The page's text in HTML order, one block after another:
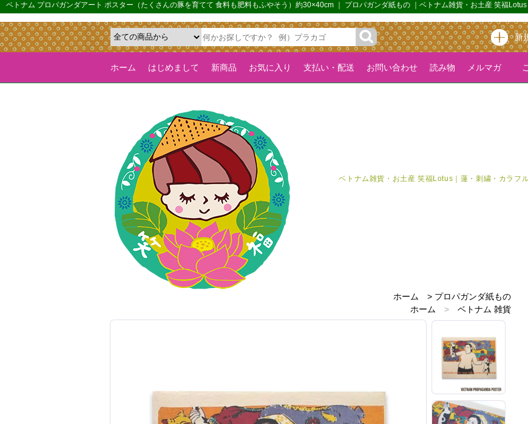
{*カルーセル機能を全ページで有効化するためのフラグ*}>
ベトナム プロパガンダアート ポスター（たくさんの豚を育てて 食料も肥料もふやそう）約30×40cm ｜ プロパガンダ紙もの ｜ベトナム雑貨・お土産 笑福
新
ホーム はじめまして 新商品 お気に入り 支払い・配送 お問い合わせ 読み物 メルマガ
ベトナム雑貨・お土産 笑福Lotus｜蓮・刺繍・カラフ
ホーム > プロパガンダ紙もの
ホーム
>
ベトナム 雑貨
ホーム
>
ベトナムのお土産雑貨